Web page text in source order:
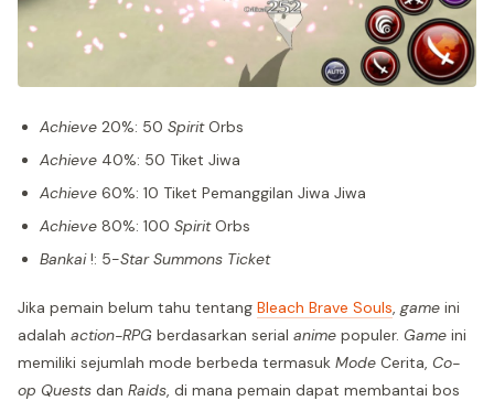
Achieve 20%: 50 SpiritOrbs
Achieve 40%: 50 Tiket Jiwa
Achieve 60%: 10 Tiket Pemanggilan Jiwa Jiwa
Achieve 80%: 100 SpiritOrbs
Bankai!: 5-Star Summons Ticket
Jika pemain belum tahu tentang Bleach Brave Souls game ini
adalah action-RPG berdasarkan serial anime populer. Game ini
memiliki sejumlah mode berbeda termasuk Mode Cerita, Co-
op Quests dan Raids , di mana pemain dapat membantai bos